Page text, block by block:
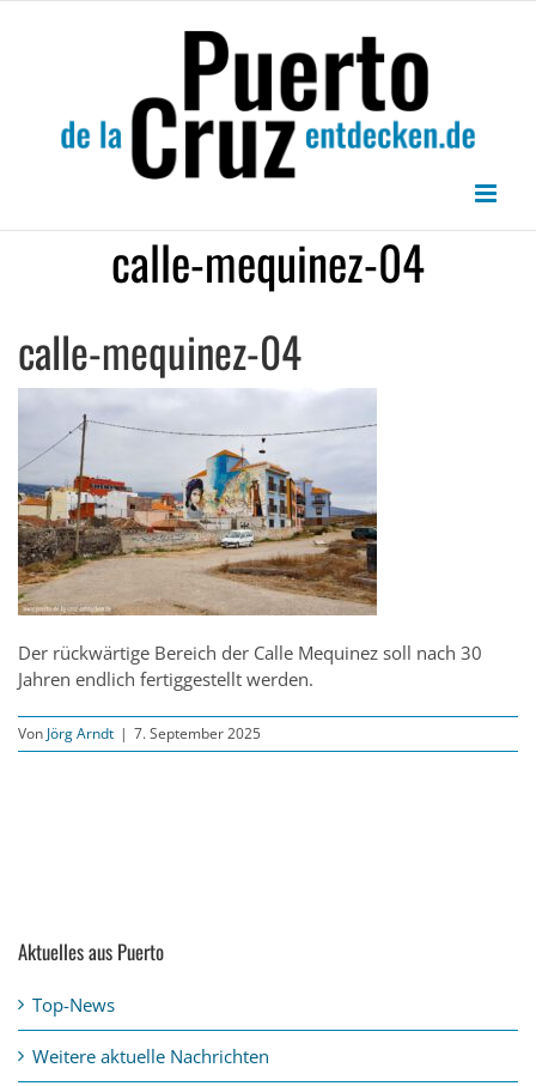
calle-mequinez-04
calle-mequinez-04
Der rückwärtige Bereich der Calle Mequinez soll nach 30
Jahren endlich fertiggestellt werden.
Von Jörg Arndt | 7. September 2025
Aktuelles aus Puerto
Top-News
Weitere aktuelle Nachrichten